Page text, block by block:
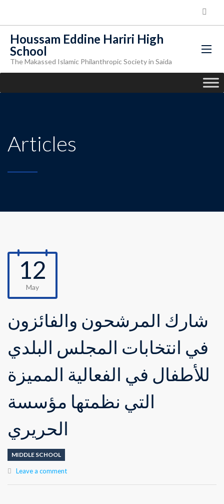
Houssam Eddine Hariri High
School
The Makassed Islamic Philanthropic Society in Saida
Articles
12
May
شارك المرشحون والفائزون
في انتخابات المجلس البلدي
للأطفال في الفعالية المميزة
التي نظمتها مؤسسة
الحريري
MIDDLE SCHOOL
Leave a comment